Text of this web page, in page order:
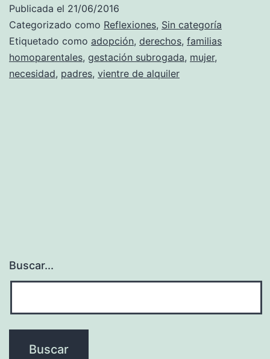
de
la
mujer,
qué?
Publicada el 21/06/2016
Categorizado como Reflexiones, Sin categoría
Etiquetado como adopción, derechos, familias
homoparentales, gestación subrogada, mujer,
necesidad, padres, vientre de alquiler
Buscar...